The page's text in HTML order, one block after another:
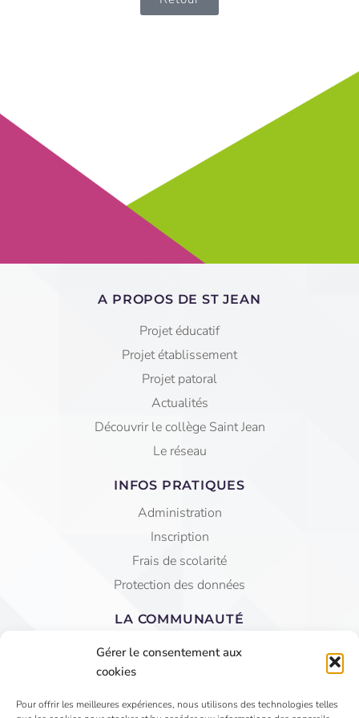
Gérer le consentement aux
cookies
Pour offrir les meilleures expériences, nous utilisons des technologies telles
A PROPOS DE ST JEAN
Projet éducatif
Projet établissement
Projet patoral
Actualités
Découvrir le collège Saint Jean
Le réseau
INFOS PRATIQUES
Administration
Inscription
Frais de scolarité
Protection des données
LA COMMUNAUTÉ
Equipe éducative
AGEC Saint Jean